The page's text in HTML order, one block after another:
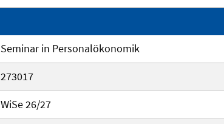
Seminar in Personalökonomik
273017
WiSe 26/27